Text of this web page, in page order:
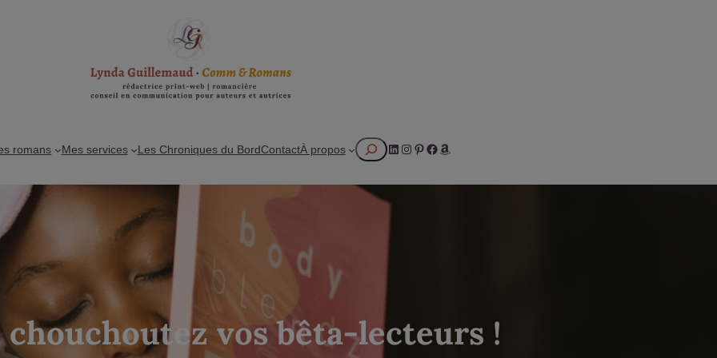
romans Mes services Les Chroniques du BordContactÀ propos RechercherLinkedIn
Instagram
Pinterest
Facebook
Amazon
vos bêta-lecteurs !